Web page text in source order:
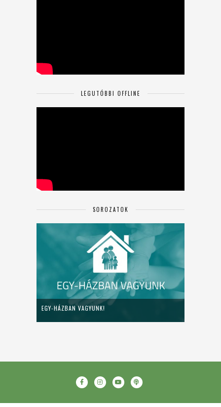
LEGUTÓBBI OFFLINE
SOROZATOK
EGY-HÁZBAN VAGYUNK!